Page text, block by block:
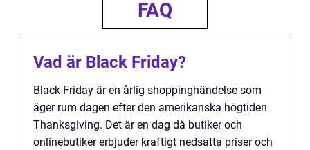
FAQ
Vad är Black Friday?
Black Friday är en årlig shoppinghändelse som
äger rum dagen efter den amerikanska högtiden
Thanksgiving. Det är en dag då butiker och
onlinebutiker erbjuder kraftigt nedsatta priser och